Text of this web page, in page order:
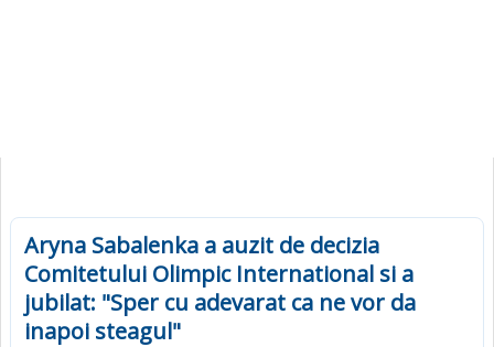
Aryna Sabalenka a auzit de decizia
Comitetului Olimpic International si a
jubilat: "Sper cu adevarat ca ne vor da
inapoi steagul"